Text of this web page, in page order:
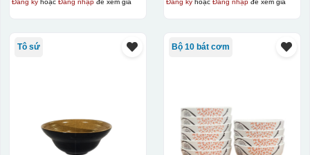
Decal được in xong, sẽ có 1 nền vàng phía dưới
Đăng kýhoặc Đăng nhậpđể xem giá Đăng kýhoặc Đăng nhậpđể xem giá
Tô sứ Bộ 10 bát cơm